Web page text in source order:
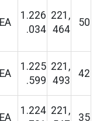
EA
1.226
.034
221,
464
50
EA
1.225
.599
221,
493
42
EA
1.224 221,
35